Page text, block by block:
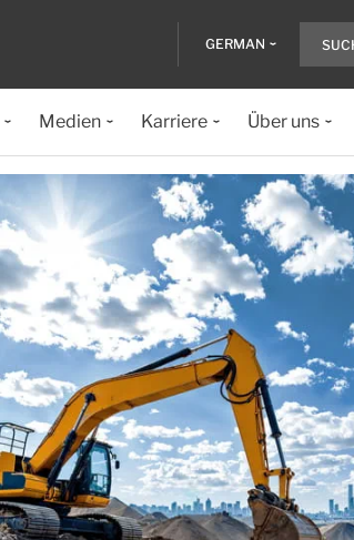
GERMAN
Medien Karriere Über uns